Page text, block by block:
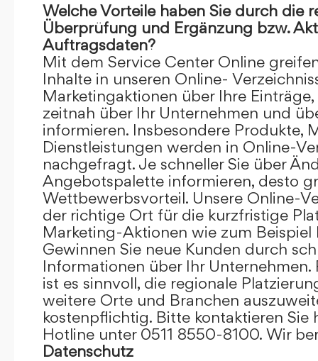
Welche Vorteile haben Sie durch die
Überprüfung und Ergänzung bzw.
Auftragsdaten?
Mit dem Service Center Online
Inhalte in unseren Online-
Marketingaktionen über Ihre
zeitnah über Ihr Unternehmen und
informieren. Insbesondere Produkte,
Dienstleistungen werden in Online-
nachgefragt. Je schneller Sie über
Angebotspalette informieren, desto
Wettbewerbsvorteil. Unsere Online-
der richtige Ort für die kurzfristige
Marketing-Aktionen wie zum Beispiel
Gewinnen Sie neue Kunden durch
Informationen über Ihr Unternehmen.
ist es sinnvoll, die regionale
weitere Orte und Branchen
kostenpflichtig. Bitte kontaktieren Sie
Hotline unter 0511 8550-8100. Wir
Datenschutz